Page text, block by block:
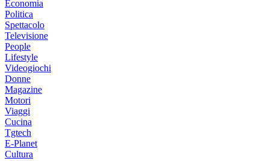
Economia
Politica
Spettacolo
Televisione
People
Lifestyle
Videogiochi
Donne
Magazine
Motori
Viaggi
Cucina
Tgtech
E-Planet
Cultura